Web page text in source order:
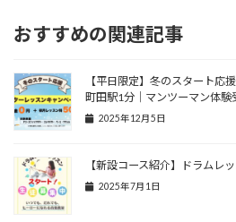
おすすめの関連記事
【平日限定】冬のスタート応
町田駅1分｜マンツーマン体験
2025年12月5日
【新設コース紹介】ドラムレ
2025年7月1日